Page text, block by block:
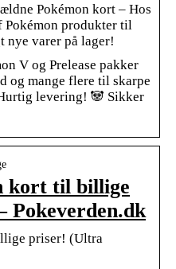
Pokémon kort – Hos
Pokémon produkter til
varer på lager!
V og Prelease pakker
og mange flere til skarpe
levering! 🐼 Sikker
kort til billige
priser! (Ultra